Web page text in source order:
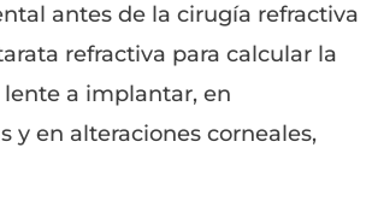
antes de la cirugía refractiva
refractiva para calcular la
a implantar, en
y en alteraciones corneales,